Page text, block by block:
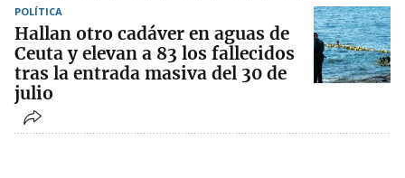
POLÍTICA
Hallan otro cadáver en aguas de
Ceuta y elevan a 83 los fallecidos
tras la entrada masiva del 30 de
julio